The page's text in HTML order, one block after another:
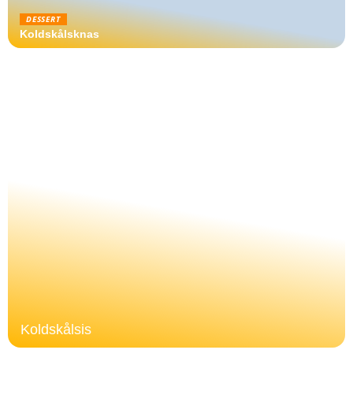
DESSERT
Koldskålsknas
Koldskålsis